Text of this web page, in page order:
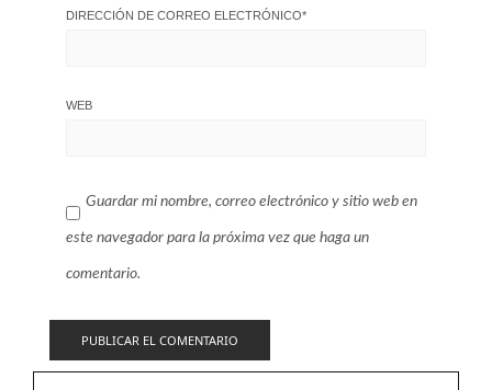
DIRECCIÓN DE CORREO ELECTRÓNICO*
WEB
Guardar mi nombre, correo electrónico y sitio web en
este navegador para la próxima vez que haga un
comentario.